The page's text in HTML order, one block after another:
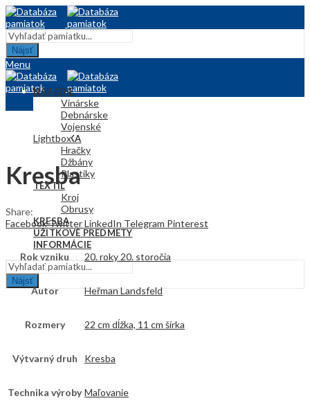
Nájsť
Menu
NÁRADIE
Vinárske
Debnárske
Vojenské
KERAMIKA
Hračky
Džbány
Plastiky
TEXTIL
Kroj
Obrusy
KRESBA
ÚŽITKOVÉ PREDMETY
INFORMÁCIE
Nájsť
Lightbox
Kresba
Share:
FacebookTwitterLinkedIn Telegram Pinterest
Rok vzniku 20. roky 20. storočia
Autor Heřman Landsfeld
Rozmery 22 cm dĺžka, 11 cm šírka
Výtvarný druh Kresba
Technika výroby Maľovanie